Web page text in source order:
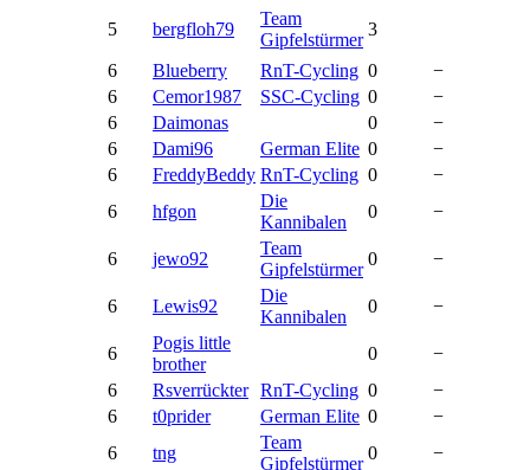
5 bergfloh79
Team
Gipfelstürmer
3
6 Blueberry RnT-Cycling 0
−
6
Cemor1987 SSC-Cycling 0
−
6
Daimonas 0
−
6
Dami96 German Elite 0
−
6
FreddyBeddy RnT-Cycling 0
−
6
hfgon
Die
Kannibalen
0 −
6 jewo92
Team
Gipfelstürmer
0 −
6 Lewis92
Die
Kannibalen
0 −
6
Pogis little
brother
0
−
6
Rsverrückter RnT-Cycling 0
−
6
t0prider German Elite 0
−
6
tng
Team
Gipfelstürmer
0 −